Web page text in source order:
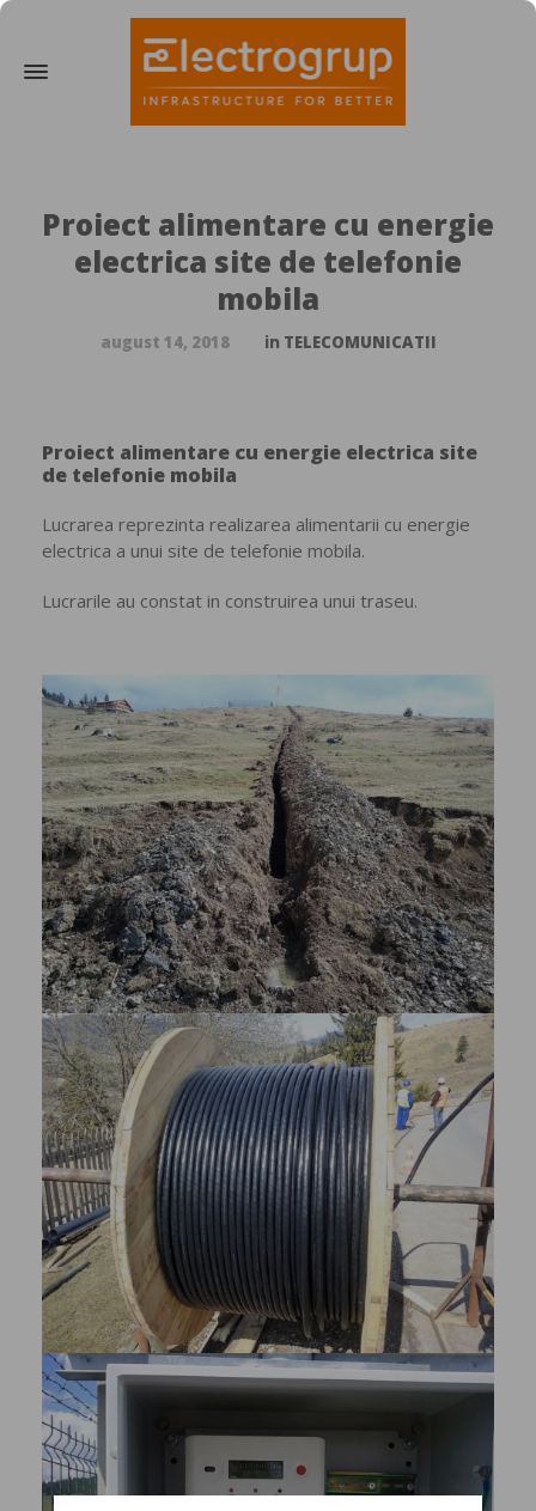
Proiect alimentare cu energie
electrica site de telefonie
mobila
august 14, 2018 in TELECOMUNICATII
Proiect alimentare cu energie electrica site
de telefonie mobila
Lucrarea reprezinta realizarea alimentarii cu energie
electrica a unui site de telefonie mobila.
Lucrarile au constat in construirea unui traseu.